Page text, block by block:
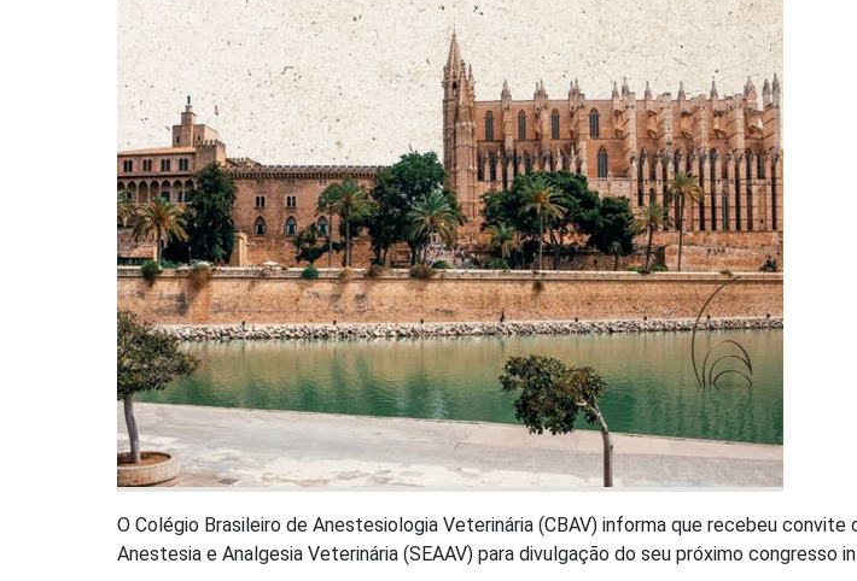
O Colégio Brasileiro de Anestesiologia Veterinária (CBAV) informa que recebeu
Anestesia e Analgesia Veterinária (SEAAV) para divulgação do seu próximo congresso